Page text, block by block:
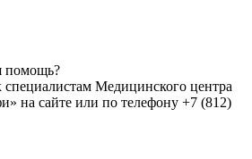
помощь?
Медицинского центра
на сайте или по телефону +7 (812)